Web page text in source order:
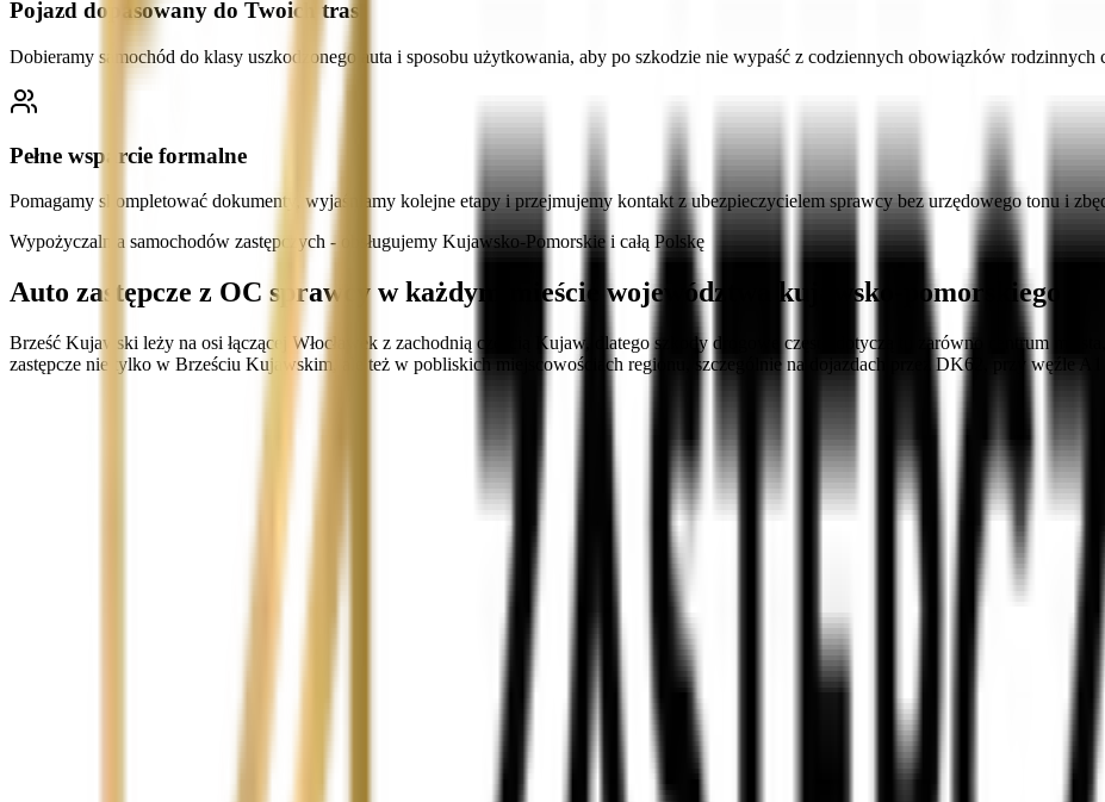
Pojazd dopasowany do Twoich tras
Dobieramy samochód do klasy uszkodzonego auta i sposobu użytkowania, aby po szkodzie nie wypaść z codziennych obowiązków rodzinnych
Pełne wsparcie formalne
Pomagamy skompletować dokumenty, wyjaśniamy kolejne etapy i przejmujemy kontakt z ubezpieczycielem sprawcy bez urzędowego tonu i
Wypożyczalnia samochodów zastępczych - obsługujemy Kujawsko-Pomorskie i całą Polskę
Auto zastępcze z OC sprawcy w każdym mieście województwa kujawsko-pomorskiego
Brześć Kujawski leży na osi łączącej Włocławek z zachodnią częścią Kujaw, dlatego szkody drogowe często dotyczą tu zarówno centrum
zastępcze nie tylko w Brześciu Kujawskim, ale też w pobliskich miejscowościach regionu, szczególnie na dojazdach przez DK62, przy węźle